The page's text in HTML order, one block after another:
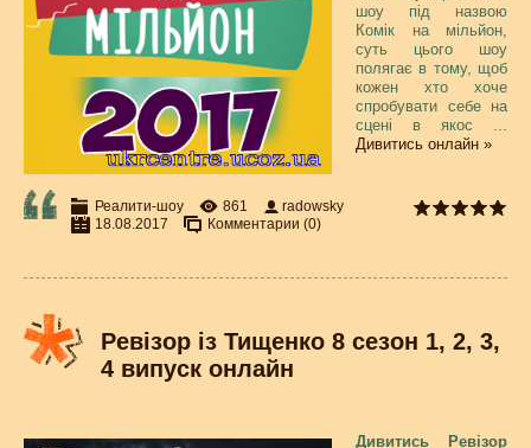
шоу під назвою
Комік на мільйон,
суть цього шоу
полягає в тому, щоб
кожен хто хоче
спробувати себе на
сцені в якос ...
Дивитись онлайн »
Реалити-шоу 861
radowsky
18.08.2017
Комментарии (0)
Ревізор із Тищенко 8 сезон 1, 2, 3,
4 випуск онлайн
Дивитись Ревізор